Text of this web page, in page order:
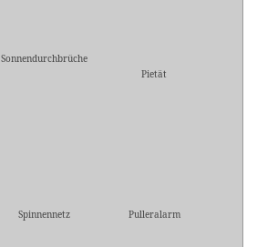
Sonnendurchbrüche
Pietät
Spinnennetz
Pulleralarm